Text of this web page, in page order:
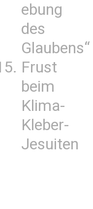
ebung
des
Glaubens“
Frust
beim
Klima-
Kleber-
Jesuiten